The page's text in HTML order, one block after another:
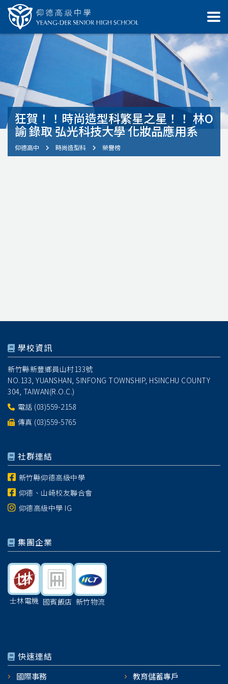
狂賀！！時尚造型科繁星之星！！ 林O
諭 錄取 弘光科技大學 化妝品應用系
仰德高中 時尚造型科 榮譽榜
學校資訊
新竹縣新豐鄉員山村133號
NO.133, YUANSHAN, SINFONG TOWNSHIP, HSINCHU COUNTY
304, TAIWAN(R.O.C.)
電話 (03)559-2158
傳真 (03)559-5765
社群連結
新竹縣仰德高級中學
仰德、山崎校友聯合會
仰德高級中學 IG
集團企業
士林電機 國賓飯店 新竹物流
快速連結
國際事務 教育儲蓄專戶